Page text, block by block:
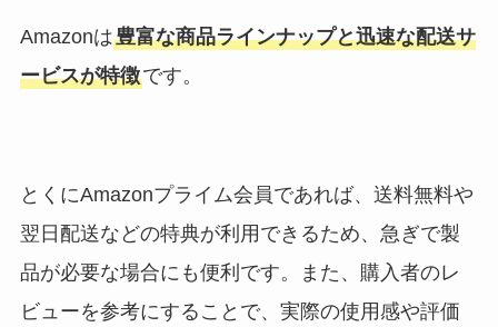
Amazonは豊富な商品ラインナップと迅速な配送サ
ービスが特徴です。
とくにAmazonプライム会員であれば、送料無料や
翌日配送などの特典が利用できるため、急ぎで製
品が必要な場合にも便利です。また、購入者のレ
ビューを参考にすることで、実際の使用感や評価